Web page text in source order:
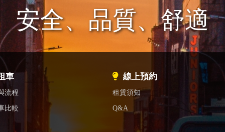
安全、品質、舒適
車
流程
比較
線上預約
租賃須知
Q&A